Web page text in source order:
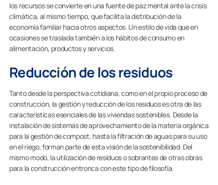
los recursos se convierte en una fuente de paz mental ante la crisis
climática, al mismo tiempo, que facilita la distribución de la
economía familiar hacia otros aspectos. Un estilo de vida que en
ocasiones se traslada también a los hábitos de consumo en
alimentación, productos y servicios.
Reducción de los residuos
Tanto desde la perspectiva cotidiana, como en el propio proceso de
construcción, la gestión y reducción de los residuos es otra de las
características esenciales de las viviendas sostenibles. Desde la
instalación de sistemas de aprovechamiento de la materia orgánica
para la gestión de compost, hasta la filtración de aguas para su uso
en el riego, forman parte de esta visión de la sostenibilidad. Del
mismo modo, la utilización de residuos o sobrantes de otras obras
para la construcción entronca con este tipo de filosofía.